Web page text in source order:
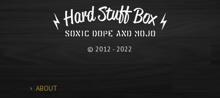
© 2012 - 2022
ABOUT